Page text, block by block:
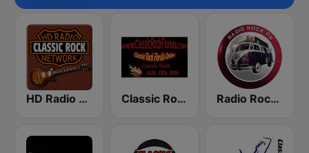
HD Radio - Classic Rock Classic Rock Florida Radio Rock On